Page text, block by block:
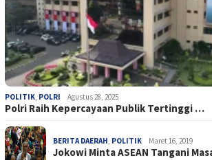
POLITIK, POLRI Agustus 28, 2025
Polri Raih Kepercayaan Publik Tertinggi …
BERITA DAERAH, POLITIK Maret 16, 2019
Jokowi Minta ASEAN Tangani